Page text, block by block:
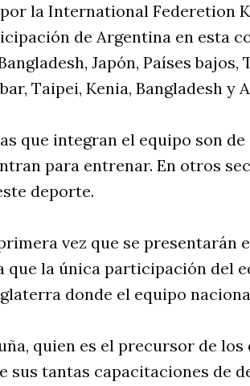
la International Federetion
de Argentina en esta
Japón, Países bajos,
Taipei, Kenia, Bangladesh y
que integran el equipo son
para entrenar. En otros
deporte.
vez que se presentarán
la única participación del
donde el equipo
quien es el precursor de
sus tantas capacitaciones de